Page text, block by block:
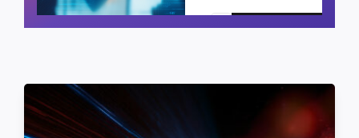
Planifier un appel